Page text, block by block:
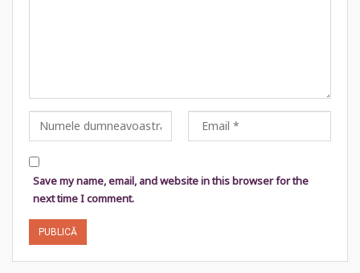
Save my name, email, and website in this browser for the
next time I comment.